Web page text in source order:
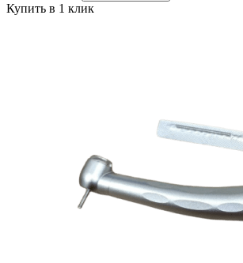
Купить в 1 клик